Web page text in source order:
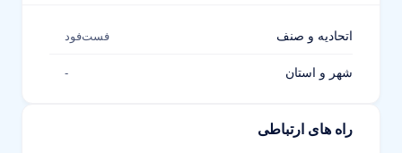
اتحادیه و صنف فست‌فود
شهر و استان -
راه های ارتباطی